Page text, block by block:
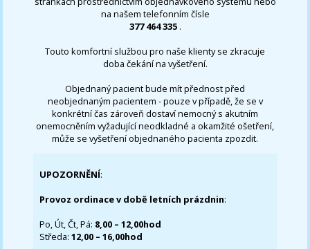
na našem telefonním čísle
377 464 335 .
Touto komfortní službou pro naše klienty se zkracuje
doba čekání na vyšetření.
Objednaný pacient bude mít přednost před
neobjednaným pacientem - pouze v případě, že se v
konkrétní čas zároveň dostaví nemocný s akutním
onemocněním vyžadující neodkladné a okamžité ošetření,
může se vyšetření objednaného pacienta zpozdit.
UPOZORNĚNÍ:
Provoz ordinace v době letních prázdnin:
Po, Út, Čt, Pá: 8,00 – 12,00hod
Středa:12,00 – 16,00hod